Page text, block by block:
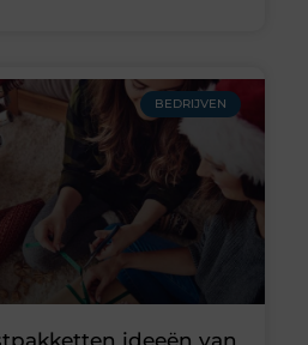
BEDRIJVEN
ideeën van